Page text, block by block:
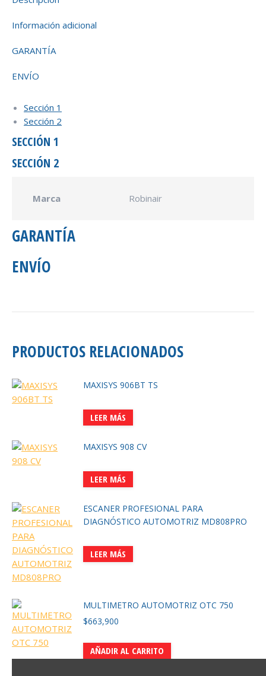
Información adicional
GARANTÍA
ENVÍO
Sección 1
Sección 2
SECCIÓN 1
SECCIÓN 2
Marca Robinair
GARANTÍA
ENVÍO
PRODUCTOS RELACIONADOS
MAXISYS 906BT TS
LEER MÁS
MAXISYS 908 CV
LEER MÁS
ESCANER PROFESIONAL PARA
DIAGNÓSTICO AUTOMOTRIZ MD808PRO
LEER MÁS
MULTIMETRO AUTOMOTRIZ OTC 750
$663,900
AÑADIR AL CARRITO